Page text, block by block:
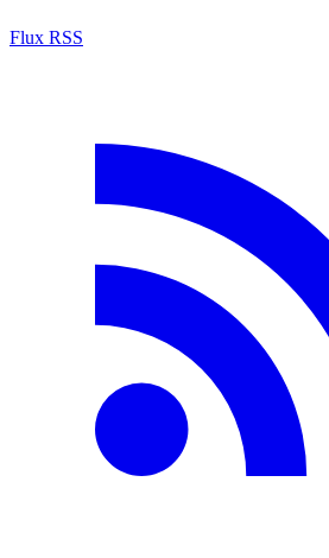
Flux RSS